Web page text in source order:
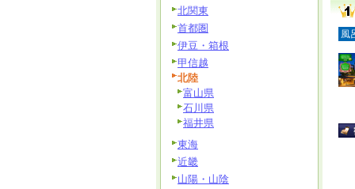
風
北関東
首都圏
伊豆・箱根
甲信越
北陸
富山県
石川県
福井県
東海
近畿
山陽・山陰